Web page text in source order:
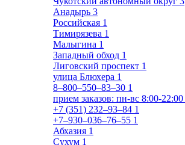
Анадырь 3
Российская 1
Тимирязева 1
Малыгина 1
Западный обход 1
Лиговский проспект 1
улица Блюхера 1
8‒800‒550‒83‒30 1
прием заказов: пн-вс 8:00-22:00
+7 (351) 232‒93‒84 1
+7‒930‒036‒76‒55 1
Абхазия 1
Сухум 1